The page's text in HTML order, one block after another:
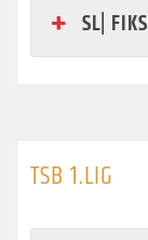
SL|
TSB 1.LIG